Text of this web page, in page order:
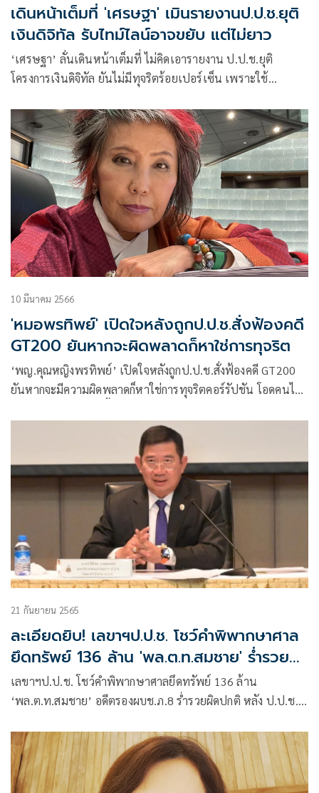
เดินหน้าเต็มที่ 'เศรษฐา' เมินรายงานป.ป.ช.ยุติ
เงินดิจิทัล รับไทม์ไลน์อาจขยับ แต่ไม่ยาว
‘เศรษฐา’ ลั่นเดินหน้าเต็มที่ ไม่คิดเอารายงาน ป.ป.ช.ยุติ
โครงการเงินดิจิทัล ยันไม่มีทุจริตร้อยเปอร์เซ็น เพราะใช้
แต่ไม่ยาวไปถึงใช้งบปี 68 จ่อคุยพรรคร่วมหลังข้อมูลครบ
10 มีนาคม 2566
'หมอพรทิพย์' เปิดใจหลังถูกป.ป.ช.สั่งฟ้องคดี
GT200 ยันหากจะผิดพลาดก็หาใช่การทุจริต
‘พญ.คุณหญิงพรทิพย์’ เปิดใจหลังถูกป.ป.ช.สั่งฟ้องคดี GT200
ยันหากจะมีความผิดพลาดก็หาใช่การทุจริตคอร์รัปชัน โอดคนไม่
มีตลอดเวลา ลั่นจะท้อไม่ได้เด็ดขาด
21 กันยายน 2565
ละเอียดยิบ! เลขาฯป.ป.ช. โชว์คำพิพากษาศาล
ยึดทรัพย์ 136 ล้าน 'พล.ต.ท.สมชาย' ร่ำรวย
ผิดปกติ
เลขาฯป.ป.ช. โชว์คำพิพากษาศาลยึดทรัพย์ 136 ล้าน
‘พล.ต.ท.สมชาย’ อดีตรองผบช.ภ.8 ร่ำรวยผิดปกติ หลัง ป.ป.ช.ชี้